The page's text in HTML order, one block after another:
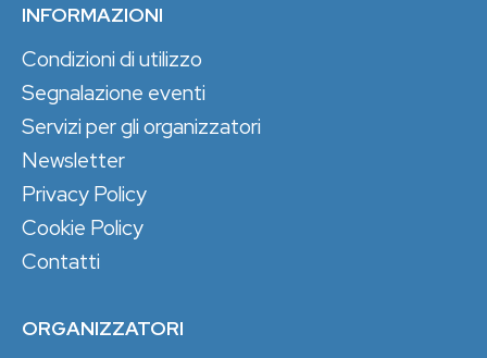
INFORMAZIONI
Condizioni di utilizzo
Segnalazione eventi
Servizi per gli organizzatori
Newsletter
Privacy Policy
Cookie Policy
Contatti
ORGANIZZATORI